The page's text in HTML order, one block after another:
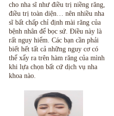
cho nha sĩ như điều trị niềng răng,
điều trị toàn diện… nên nhiều nha
sĩ bất chấp chỉ định mài răng của
bệnh nhân để bọc sứ. Điều này là
rất nguy hiểm. Các bạn cần phải
biết hết tất cả những nguy cơ có
thể xẩy ra trên hàm răng của mình
khi lựa chọn bất cứ dịch vụ nha
khoa nào.